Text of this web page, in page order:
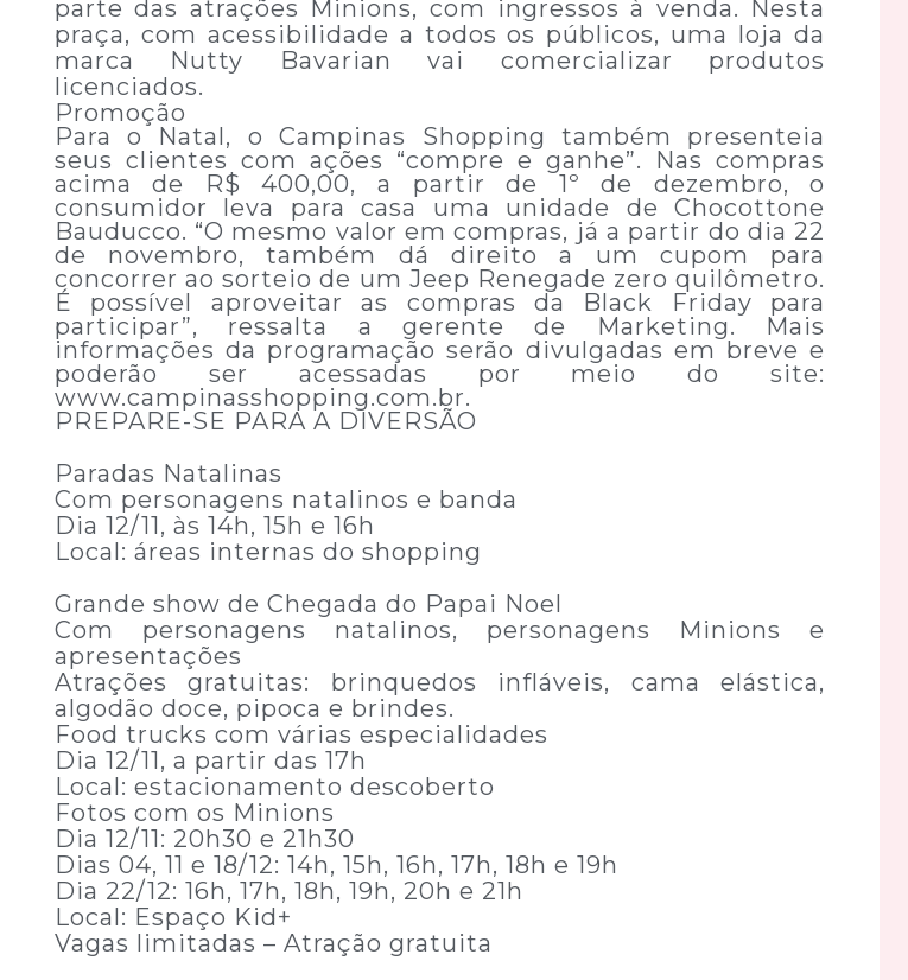
parte das atrações Minions, com ingressos à venda. Nesta
praça, com acessibilidade a todos os públicos, uma loja da
marca Nutty Bavarian vai comercializar produtos
licenciados.
Promoção
Para o Natal, o Campinas Shopping também presenteia
seus clientes com ações “compre e ganhe”. Nas compras
acima de R$ 400,00, a partir de 1º de dezembro, o
consumidor leva para casa uma unidade de Chocottone
Bauducco. “O mesmo valor em compras, já a partir do dia 22
de novembro, também dá direito a um cupom para
concorrer ao sorteio de um Jeep Renegade zero quilômetro.
É possível aproveitar as compras da Black Friday para
participar”, ressalta a gerente de Marketing. Mais
informações da programação serão divulgadas em breve e
poderão ser acessadas por meio do site:
www.campinasshopping.com.br.
PREPARE-SE PARA A DIVERSÃO
Paradas Natalinas
Com personagens natalinos e banda
Dia 12/11, às 14h, 15h e 16h
Local: áreas internas do shopping
Grande show de Chegada do Papai Noel
Com personagens natalinos, personagens Minions e
apresentações
Atrações gratuitas: brinquedos infláveis, cama elástica,
algodão doce, pipoca e brindes.
Food trucks com várias especialidades
Dia 12/11, a partir das 17h
Local: estacionamento descoberto
Fotos com os Minions
Dia 12/11: 20h30 e 21h30
Dias 04, 11 e 18/12: 14h, 15h, 16h, 17h, 18h e 19h
Dia 22/12: 16h, 17h, 18h, 19h, 20h e 21h
Local: Espaço Kid+
Vagas limitadas – Atração gratuita